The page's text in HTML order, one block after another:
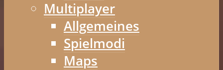
Multiplayer
Allgemeines
Spielmodi
Maps